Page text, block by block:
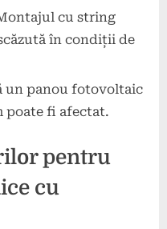
cu string
în condiții de
un panou fotovoltaic
poate fi afectat.
pentru
cu